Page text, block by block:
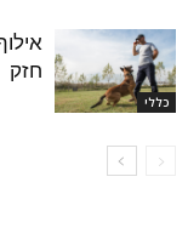
כללי
חזק